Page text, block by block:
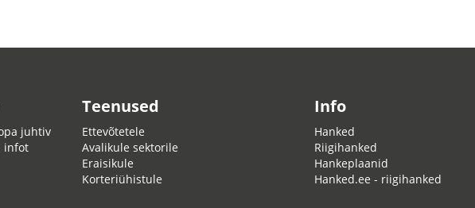
juhtiv
infot
Teenused
Ettevõtetele
Avalikule sektorile
Eraisikule
Korteriühistule
Info
Hanked
Riigihanked
Hankeplaanid
Hanked.ee - riigihanked